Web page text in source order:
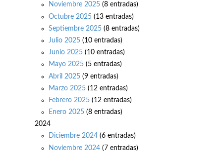
Noviembre 2025 (8 entradas)
Octubre 2025 (13 entradas)
Septiembre 2025 (8 entradas)
Julio 2025 (10 entradas)
Junio 2025 (10 entradas)
Mayo 2025 (5 entradas)
Abril 2025 (9 entradas)
Marzo 2025 (12 entradas)
Febrero 2025 (12 entradas)
Enero 2025 (8 entradas)
2024
Diciembre 2024 (6 entradas)
Noviembre 2024 (7 entradas)